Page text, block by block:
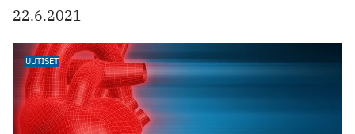
22.6.2021
UUTISET